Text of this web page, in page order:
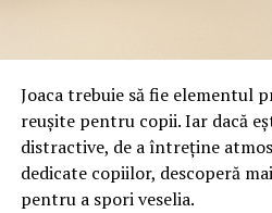
false până la tentative de furt
financiare. Instituția
sursei mesajelor și raportarea
unic 1911.
Campaniile identificate în
Joaca trebuie să fie elementul
reușite pentru copii. Iar dacă
distractive, de a întreține
dedicate copiilor, descoperă
pentru a spori veselia.